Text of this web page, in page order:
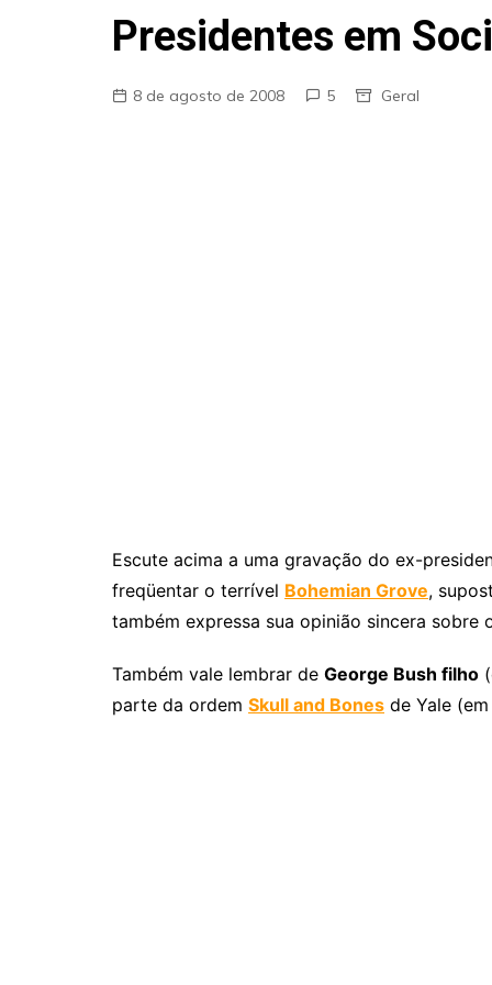
Pareidolia
Presidentes em
8 de agosto de 2008 5 Geral
Escute acima a uma gravação do ex-
freqüentar o terrível Bohemian Grove,
também expressa sua opinião sincera sobre
Também vale lembrar de George Bush filho
parte da ordem Skull and Bones de Yale